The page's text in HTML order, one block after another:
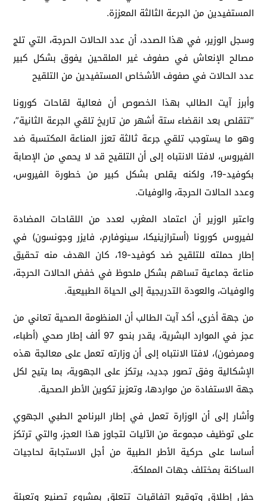
المستفيدين من الجرعة الثالثة المعززة.
وسجل الوزير، في هذا الصدد، أن عدد الحالات الحرجة، التي تلج
مصالح الإنعاش في صفوف غير الملقحين يفوق بشكل كبير
عدد الحالات في صفوف الأشخاص المستفيدين من التلقيح
وأبرز آيت الطالب بهذا الخصوص أن فعالية لقاحات كورونا
“تتقلص بعد انقضاء ستة أشهر من تاريخ تلقي الجرعة الثانية”،
وهو ما يستوجب تلقي جرعة ثالثة تعزز المناعة المكتسبة ضد
الفيروس، لافتا الانتباه إلى أن التلقيح قد لا يحمي من الإصابة
بكوفيد-19، ولكنه يقلص بشكل كبير من خطورة الفيروس،
وعدد الحالات الحرجة، والوفيات.
واعتبر الوزير أن اعتماد المغرب لعدد من اللقاحات المضادة
لفيروس كورونا (أسترازينيكا، سينوفارم، فايزر وجونسون) في
إطار حملته للتلقيح ضد كوفيد-19، كان الهدف منه تحقيق
مناعة جماعية تساهم بشكل ملحوظ في خفض الحالات الحرجة،
والوفيات، والعودة التدريجية إلى الحياة الطبيعية.
من جهة أخرى، أكد آيت الطالب أن المنظومة الصحية تعاني من
عجز في الموارد البشرية، يقدر بنحو 97 ألف إطار صحي (أطباء،
وممرضون)، لافتا الانتباه إلى أن وزارته تعمل على معالجة هذه
الإشكالية وفق تصور جديد، يرتكز على الجهوية، بما يتيح لكل
جهة الاستفادة من مواردها، وتعزيز تكوين الأطر الصحية.
وأشار إلى أن الوزارة تعمل في إطار البرنامج الطبي الجهوي
على توظيف مجموعة من الآليات لتجاوز هذا العجز، والتي ترتكز
أساسا على حركية الأطر الطبية من أجل الاستجابة لحاجيات
الساكنة بمختلف جهات المملكة.
حفل إطلاق وتوقيع اتفاقيات تتعلق بمشروع تصنيع وتعبئة